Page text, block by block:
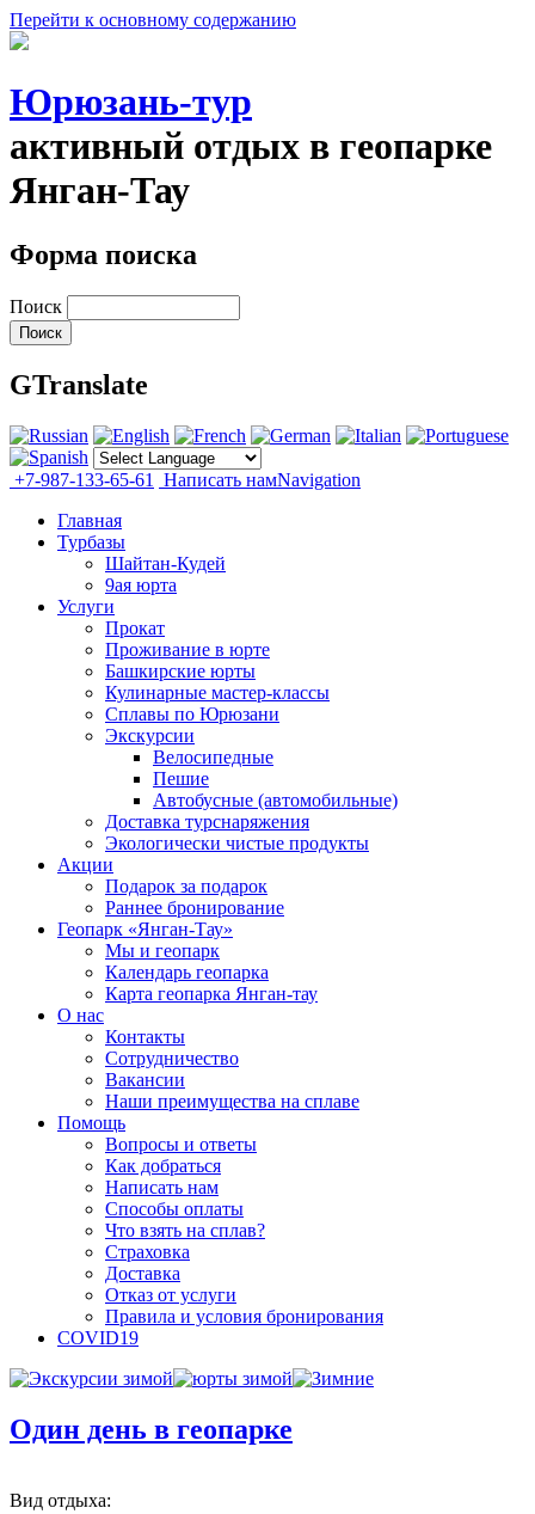
Перейти к основному содержанию
Юрюзань-тур
активный отдых в геопарке
Янган-Тау
Форма поиска
Поиск
GTranslate
+7-987-133-65-61 Написать намNavigation
Главная
Турбазы
Шайтан-Кудей
9ая юрта
Услуги
Прокат
Проживание в юрте
Башкирские юрты
Кулинарные мастер-классы
Сплавы по Юрюзани
Экскурсии
Велосипедные
Пешие
Автобусные (автомобильные)
Доставка турснаряжения
Экологически чистые продукты
Акции
Подарок за подарок
Раннее бронирование
Геопарк «Янган-Тау»
Мы и геопарк
Календарь геопарка
Карта геопарка Янган-тау
О нас
Контакты
Сотрудничество
Вакансии
Наши преимущества на сплаве
Помощь
Вопросы и ответы
Как добраться
Написать нам
Способы оплаты
Что взять на сплав?
Страховка
Доставка
Отказ от услуги
Правила и условия бронирования
COVID19
Один день в геопарке
Вид отдыха: